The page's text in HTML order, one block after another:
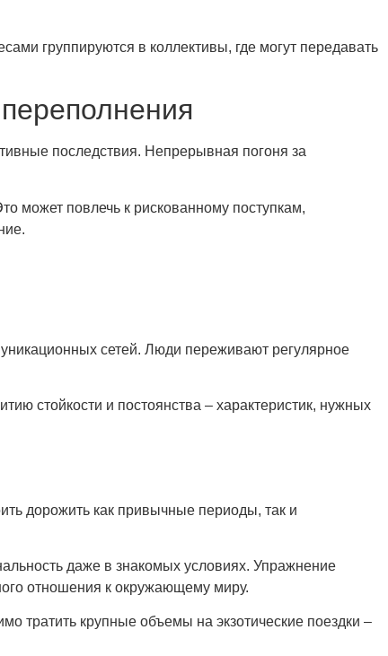
группируются в коллективы, где могут передавать
последствия. Непрерывная погоня за
может повлечь к рискованному поступкам,
сетей. Люди переживают регулярное
стойкости и постоянства – характеристик, нужных
дорожить как привычные периоды, так и
даже в знакомых условиях. Упражнение
отношения к окружающему миру.
тратить крупные объемы на экзотические поездки –